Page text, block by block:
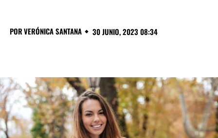
PORVERÓNICA SANTANA 30 JUNIO, 2023 08:34